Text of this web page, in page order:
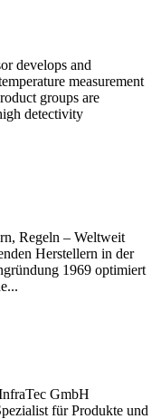
develops and
measurement
groups are
detectivity
Regeln – Weltweit
Herstellern in der
1969 optimiert
GmbH
für Produkte und